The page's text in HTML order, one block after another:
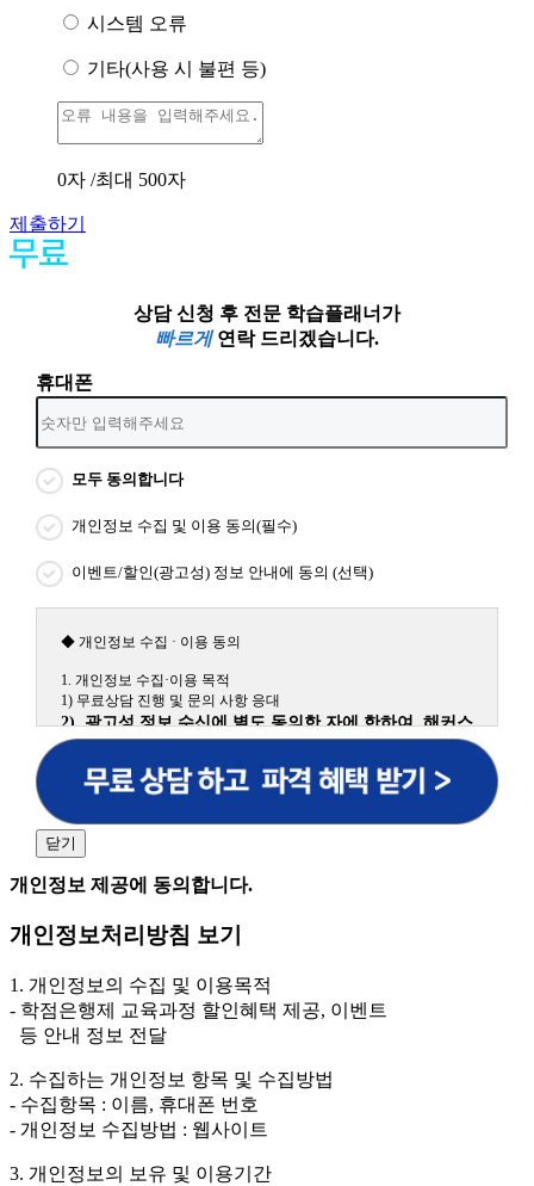
시스템 오류
기타(사용 시 불편 등)
0자 /최대 500자
제출하기
상담 신청 후 전문 학습플래너가
빠르게연락 드리겠습니다.
휴대폰
모두 동의합니다
개인정보 수집 및 이용 동의(필수)
이벤트/할인(광고성) 정보 안내에 동의 (선택)
◆ 개인정보 수집 · 이용 동의
1. 개인정보 수집·이용 목적
1) 무료상담 진행 및 문의 사항 응대
2) 광고성 정보 수신에 별도 동의한 자에 한하여 해커스
원격평생교육원을 비롯한 해커스 교육그룹의 새로운 서
비스 신상품이나 이벤트, 최신 정보 안내 등 신청자의 취
향에 맞는 최적의 서비스를 제공하기 위함.
어, 해커스일본어, 해커스잡, 해커스금융, 해커스임용, 해커스공무
원, 해커스경찰, 해커스소방, 해커스공인중개사, 해커스주택관리
사, 해커스편입 등)
3. 개인정보 보유/이용 기간: 법령상 정하는 경우를 제
외하고는 회원탈퇴 시까지 이용 및 보관합니다. 단, 비회
원이거나 상담 시로부터 3년 이내 탈퇴하는 자의 경우,
소비자 불만 또는 분쟁처리를 위해 3년간 보관합니다.
의 경우에는 상담 신청이 제한됩니다.
닫기
개인정보 제공에 동의합니다.
개인정보처리방침 보기
1. 개인정보의 수집 및 이용목적
- 학점은행제 교육과정 할인혜택 제공, 이벤트
등 안내 정보 전달
2. 수집하는 개인정보 항목 및 수집방법
- 수집항목 : 이름, 휴대폰 번호
- 개인정보 수집방법 : 웹사이트
3. 개인정보의 보유 및 이용기간